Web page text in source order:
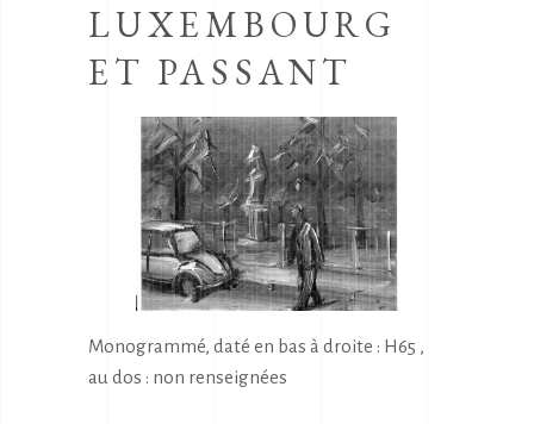
LUXEMBOURG
ET PASSANT
Monogrammé, daté en bas à droite : H65 ,
au dos : non renseignées